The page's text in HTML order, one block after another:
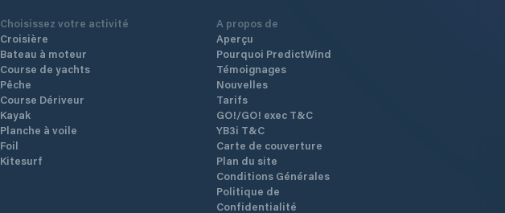
Choisissez votre activité
Croisière
Bateau à moteur
Course de yachts
Pêche
Course Dériveur
Kayak
Planche à voile
Foil
Kitesurf
A propos de
Aperçu
Pourquoi PredictWind
Témoignages
Nouvelles
Tarifs
GO!/GO! exec T&C
YB3i T&C
Carte de couverture
Plan du site
Conditions Générales
Politique de
Confidentialité